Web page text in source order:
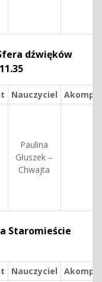
dźwięków
Nauczyciel Akomp.
Paulina
Głuszek –
Chwajta
Staromieście
Nauczyciel Akomp.